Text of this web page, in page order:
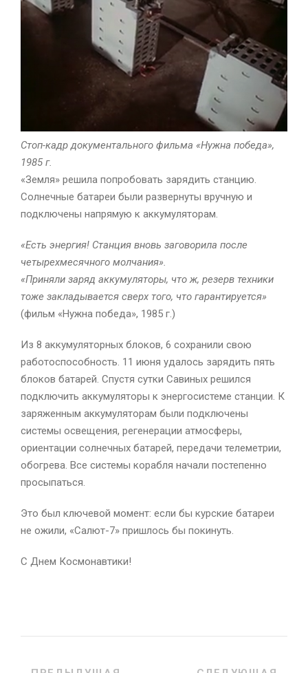
Стоп-кадр документального фильма «Нужна победа»,
1985 г.
«Земля» решила попробовать зарядить станцию.
Солнечные батареи были развернуты вручную и
подключены напрямую к аккумуляторам.
«Есть энергия! Станция вновь заговорила после
четырехмесячного молчания».
«Приняли заряд аккумуляторы, что ж, резерв техники
тоже закладывается сверх того, что гарантируется»
(фильм «Нужна победа», 1985 г.)
Из 8 аккумуляторных блоков, 6 сохранили свою
работоспособность. 11 июня удалось зарядить пять
блоков батарей. Спустя сутки Савиных решился
подключить аккумуляторы к энергосистеме станции. К
заряженным аккумуляторам были подключены
системы освещения, регенерации атмосферы,
ориентации солнечных батарей, передачи телеметрии,
обогрева. Все системы корабля начали постепенно
просыпаться.
Это был ключевой момент: если бы курские батареи
не ожили, «Салют-7» пришлось бы покинуть.
С Днем Космонавтики!